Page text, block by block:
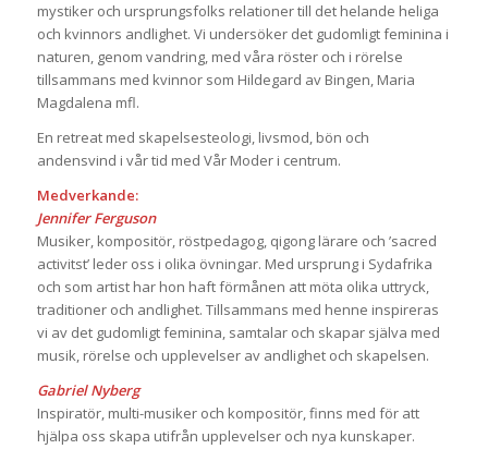
mystiker och ursprungsfolks relationer till det helande heliga
och kvinnors andlighet. Vi undersöker det gudomligt feminina i
naturen, genom vandring, med våra röster och i rörelse
tillsammans med kvinnor som Hildegard av Bingen, Maria
Magdalena mfl.
En retreat med skapelsesteologi, livsmod, bön och
andensvind i vår tid med Vår Moder i centrum.
Medverkande:
Jennifer Ferguson
Musiker, kompositör, röstpedagog, qigong lärare och ’sacred
activitst’ leder oss i olika övningar. Med ursprung i Sydafrika
och som artist har hon haft förmånen att möta olika uttryck,
traditioner och andlighet. Tillsammans med henne inspireras
vi av det gudomligt feminina, samtalar och skapar själva med
musik, rörelse och upplevelser av andlighet och skapelsen.
Gabriel Nyberg
Inspiratör, multi-musiker och kompositör, finns med för att
hjälpa oss skapa utifrån upplevelser och nya kunskaper.